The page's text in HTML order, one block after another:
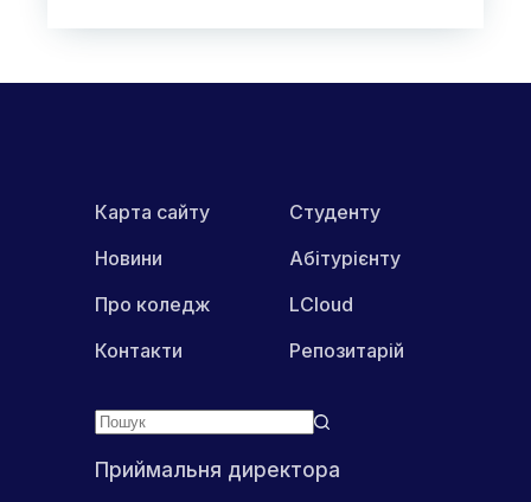
Приймальня директора
Карта сайту
Новини
Про коледж
Контакти
Студенту
Абітурієнту
LCloud
Репозитарій